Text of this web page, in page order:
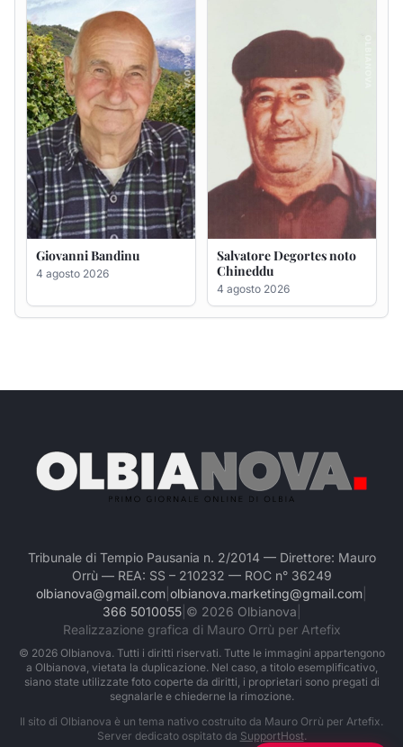
4 agosto 2026
Tribunale di Tempio Pausania n. 2/2014 — Direttore: Mauro
Orrù — REA: SS – 210232 — ROC n° 36249
olbianova@gmail.com olbianova.marketing@gmail.com
366 5010055| © 2026 Olbianova
Realizzazione grafica di Mauro Orrù per Artefix
© 2026Olbianova. Tutti i diritti riservati. Tutte le immagini appartengono
a Olbianova, vietata la duplicazione. Nel caso, a titolo esemplificativo,
siano state utilizzate foto coperte da diritti, i proprietari sono pregati di
segnalarle e chiederne la rimozione.
Il sito di Olbianova è un tema nativo costruito da Mauro Orrù per Artefix.
Server dedicato ospitato da SupportHost.